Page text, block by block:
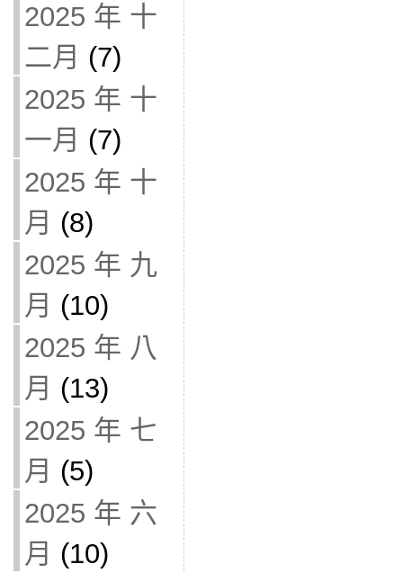
2025 年 十
二月 (7)
2025 年 十
一月 (7)
2025 年 十
月 (8)
2025 年 九
月 (10)
2025 年 八
月 (13)
2025 年 七
月 (5)
2025 年 六
月 (10)